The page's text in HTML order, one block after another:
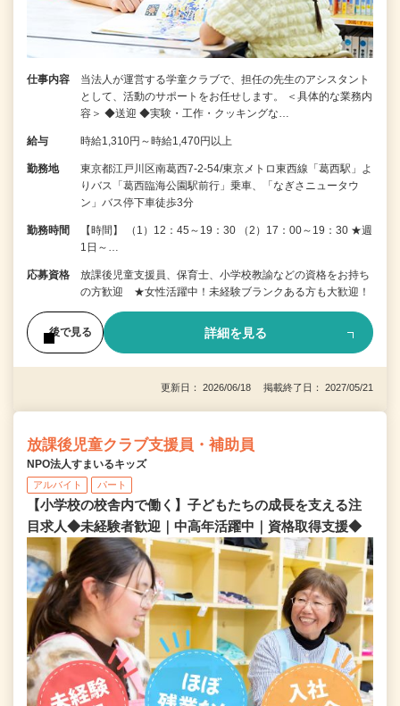
仕事内容
当法人が運営する学童クラブで、担任の先生のアシスタント
として、活動のサポートをお任せします。 ＜具体的な業務内
容＞ ◆送迎 ◆実験・工作・クッキングな…
給与 時給1,310円～時給1,470円以上
勤務地
東京都江戸川区南葛西7-2-54/東京メトロ東西線「葛西駅」よ
りバス「葛西臨海公園駅前行」乗車、「なぎさニュータウ
ン」バス停下車徒歩3分
勤務時間
【時間】 （1）12：45～19：30 （2）17：00～19：30 ★週
1日～…
応募資格
放課後児童支援員、保育士、小学校教諭などの資格をお持ち
の方歓迎 ★女性活躍中！未経験ブランクある方も大歓迎！
後で見る 詳細を見る
更新日： 2026/06/18 掲載終了日： 2027/05/21
放課後児童クラブ支援員・補助員
NPO法人すまいるキッズ
アルバイト パート
【小学校の校舎内で働く】子どもたちの成長を支える注
目求人◆未経験者歓迎｜中高年活躍中｜資格取得支援◆